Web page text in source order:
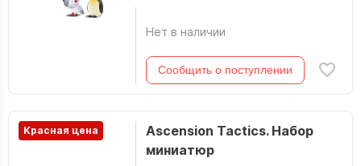
Нет в наличии
Сообщить о поступлении
Красная цена
Ascension Tactics. Набор
миниатюр